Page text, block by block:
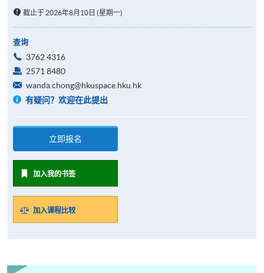
截止于 2026年8月10日 (星期一)
查询
3762 4316
2571 8480
wanda.chong@hkuspace.hku.hk
有疑问？欢迎在此提出
立即报名
加入我的书签
加入课程比较